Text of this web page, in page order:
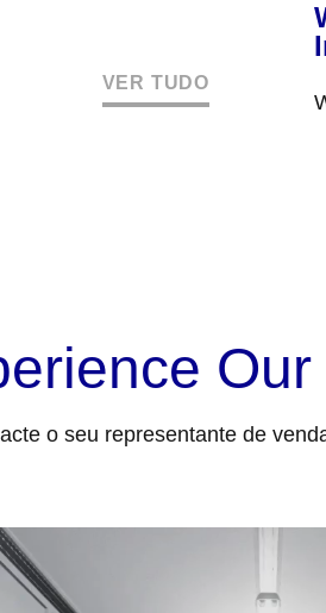
VER TUDO
Our
o seu representante de